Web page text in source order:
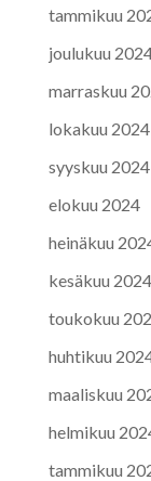
tammikuu
joulukuu
marraskuu
lokakuu 2024
syyskuu 2024
elokuu 2024
heinäkuu
kesäkuu 2024
toukokuu
huhtikuu
maaliskuu
helmikuu
tammikuu